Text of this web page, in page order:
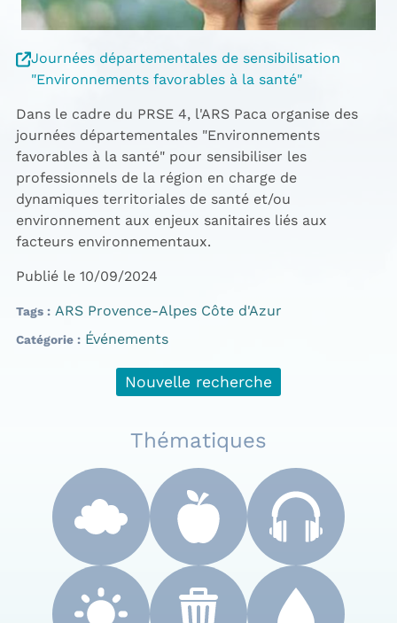
Journées départementales de sensibilisation
"Environnements favorables à la santé"
Dans le cadre du PRSE 4, l'ARS Paca organise des
journées départementales "Environnements
favorables à la santé" pour sensibiliser les
professionnels de la région en charge de
dynamiques territoriales de santé et/ou
environnement aux enjeux sanitaires liés aux
facteurs environnementaux.
Publié le 10/09/2024
Tags ARS Provence-Alpes Côte d'Azur
Catégorie Événements
Nouvelle recherche
Thématiques